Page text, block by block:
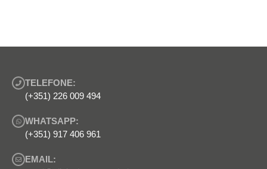
TELEFONE:
(+351) 226 009 494
WHATSAPP:
(+351) 917 406 961
EMAIL: